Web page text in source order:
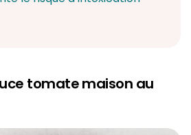
tomate maison au